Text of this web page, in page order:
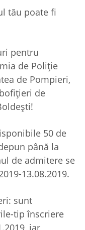
tău poate fi
pentru
de Poliție
de Pompieri,
de
50 de
până la
de admitere se
13.08.2019.
sunt
tip înscriere
iar